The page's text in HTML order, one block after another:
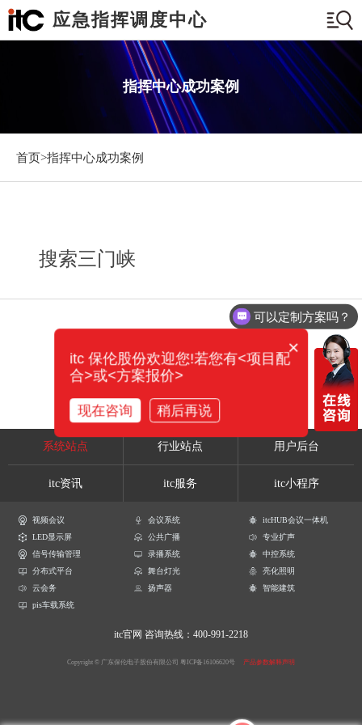
应急指挥调度中心
指挥中心成功案例
首页>指挥中心成功案例
搜索三门峡
系统站点 行业站点 用户后台
itc资讯 itc服务 itc小程序
视频会议 会议系统
itcHUB会议一体机
LED显示屏
公共广播
专业扩声
信号传输管理
录播系统
中控系统
分布式平台
舞台灯光
亮化照明
云会务
扬声器
智能建筑
pis车载系统
itc官网 咨询热线：400-991-2218
Copyright © 广东保伦电子股份有限公司 粤ICP备16106620号 产品参数解释声明
可以定制方案吗？
×
itc 保伦股份欢迎您!若您有<项目配
合>或<方案报价>
现在咨询 稍后再说